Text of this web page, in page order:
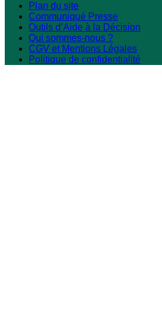
Plan du site
Communiqué Presse
Outils d’Aide à la Décision
Qui sommes-nous ?
CGV et Mentions Légales
Politique de confidentialité